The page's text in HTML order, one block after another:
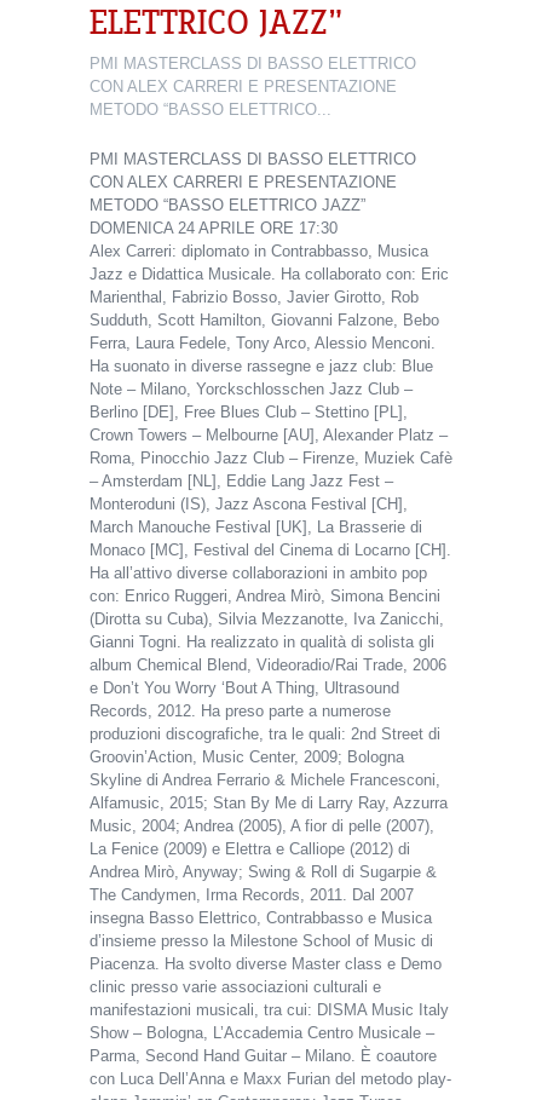
ELETTRICO JAZZ”
PMI MASTERCLASS DI BASSO ELETTRICO
CON ALEX CARRERI E PRESENTAZIONE
METODO “BASSO ELETTRICO...
PMI MASTERCLASS DI BASSO ELETTRICO
CON ALEX CARRERI E PRESENTAZIONE
METODO “BASSO ELETTRICO JAZZ”
DOMENICA 24 APRILE ORE 17:30
Alex Carreri: diplomato in Contrabbasso, Musica
Jazz e Didattica Musicale. Ha collaborato con: Eric
Marienthal, Fabrizio Bosso, Javier Girotto, Rob
Sudduth, Scott Hamilton, Giovanni Falzone, Bebo
Ferra, Laura Fedele, Tony Arco, Alessio Menconi.
Ha suonato in diverse rassegne e jazz club: Blue
Note – Milano, Yorckschlosschen Jazz Club –
Berlino [DE], Free Blues Club – Stettino [PL],
Crown Towers – Melbourne [AU], Alexander Platz –
Roma, Pinocchio Jazz Club – Firenze, Muziek Cafè
– Amsterdam [NL], Eddie Lang Jazz Fest –
Monteroduni (IS), Jazz Ascona Festival [CH],
March Manouche Festival [UK], La Brasserie di
Monaco [MC], Festival del Cinema di Locarno [CH].
Ha all’attivo diverse collaborazioni in ambito pop
con: Enrico Ruggeri, Andrea Mirò, Simona Bencini
(Dirotta su Cuba), Silvia Mezzanotte, Iva Zanicchi,
Gianni Togni. Ha realizzato in qualità di solista gli
album Chemical Blend, Videoradio/Rai Trade, 2006
e Don’t You Worry ‘Bout A Thing, Ultrasound
Records, 2012. Ha preso parte a numerose
produzioni discografiche, tra le quali: 2nd Street di
Groovin’Action, Music Center, 2009; Bologna
Skyline di Andrea Ferrario & Michele Francesconi,
Alfamusic, 2015; Stan By Me di Larry Ray, Azzurra
Music, 2004; Andrea (2005), A fior di pelle (2007),
La Fenice (2009) e Elettra e Calliope (2012) di
Andrea Mirò, Anyway; Swing & Roll di Sugarpie &
The Candymen, Irma Records, 2011. Dal 2007
insegna Basso Elettrico, Contrabbasso e Musica
d’insieme presso la Milestone School of Music di
Piacenza. Ha svolto diverse Master class e Demo
clinic presso varie associazioni culturali e
manifestazioni musicali, tra cui: DISMA Music Italy
Show – Bologna, L’Accademia Centro Musicale –
Parma, Second Hand Guitar – Milano. È coautore
con Luca Dell’Anna e Maxx Furian del metodo play-